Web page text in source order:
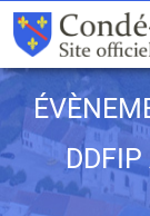
DDFIP